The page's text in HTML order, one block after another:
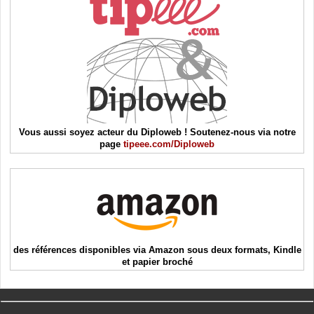
Vous aussi soyez acteur du Diploweb ! Soutenez-nous via notre
page tipeee.com/Diploweb
des références disponibles via Amazon sous deux formats, Kindle
et papier broché